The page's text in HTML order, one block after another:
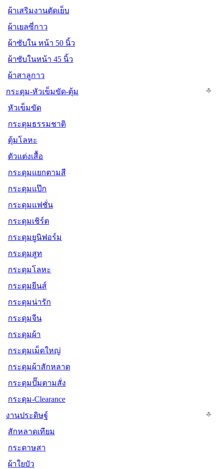
ผ้าเสริมงานตัดเย็บ
ผ้าเยลซี่กาว
ผ้าซับใน หน้า 50 นิ้ว
ผ้าซับในหน้า 45 นิ้ว
ผ้าสาลูกาว
กระดุม-หัวเข็มขัด-ตุ้ม
หัวเข็มขัด
กระดุมธรรมชาติ
ตุ้มโลหะ
ตัวแต่งเสื้อ
กระดุมแยกตามสี
กระดุมแป๊ก
กระดุมแฟชั่น
กระดุมเชิร์ต
กระดุมยูนิฟอร์ม
กระดุมสูท
กระดุมโลหะ
กระดุมยีนส์
กระดุมน่ารัก
กระดุมจีน
กระดุมผ้า
กระดุมเม็ดใหญ่
กระดุมผ้าสักหลาด
กระดุมปั๊มตามสั่ง
กระดุม-Clearance
งานประดิษฐ์
สักหลาดเทียม
กระดาษสา
ผ้าใยบัว